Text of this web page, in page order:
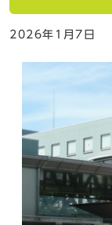
2026年1月7日